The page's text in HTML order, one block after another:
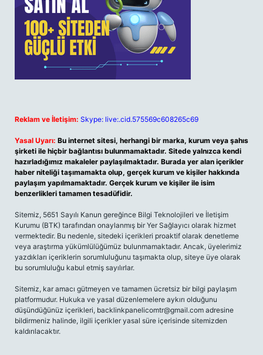
Reklam ve İletişim: Skype: live:.cid.575569c608265c69
Yasal Uyarı: Bu internet sitesi, herhangi bir marka, kurum veya şahıs
şirketi ile hiçbir bağlantısı bulunmamaktadır. Sitede yalnızca kendi
hazırladığımız makaleler paylaşılmaktadır. Burada yer alan içerikler
haber niteliği taşımamakta olup, gerçek kurum ve kişiler hakkında
paylaşım yapılmamaktadır. Gerçek kurum ve kişiler ile isim
benzerlikleri tamamen tesadüfidir.
Sitemiz, 5651 Sayılı Kanun gereğince Bilgi Teknolojileri ve İletişim
Kurumu (BTK) tarafından onaylanmış bir Yer Sağlayıcı olarak hizmet
vermektedir. Bu nedenle, sitedeki içerikleri proaktif olarak denetleme
veya araştırma yükümlülüğümüz bulunmamaktadır. Ancak, üyelerimiz
yazdıkları içeriklerin sorumluluğunu taşımakta olup, siteye üye olarak
bu sorumluluğu kabul etmiş sayılırlar.
Sitemiz, kar amacı gütmeyen ve tamamen ücretsiz bir bilgi paylaşım
platformudur. Hukuka ve yasal düzenlemelere aykırı olduğunu
düşündüğünüz içerikleri, backlinkpanelicomtr@gmail.com adresine
bildirmeniz halinde, ilgili içerikler yasal süre içerisinde sitemizden
kaldırılacaktır.